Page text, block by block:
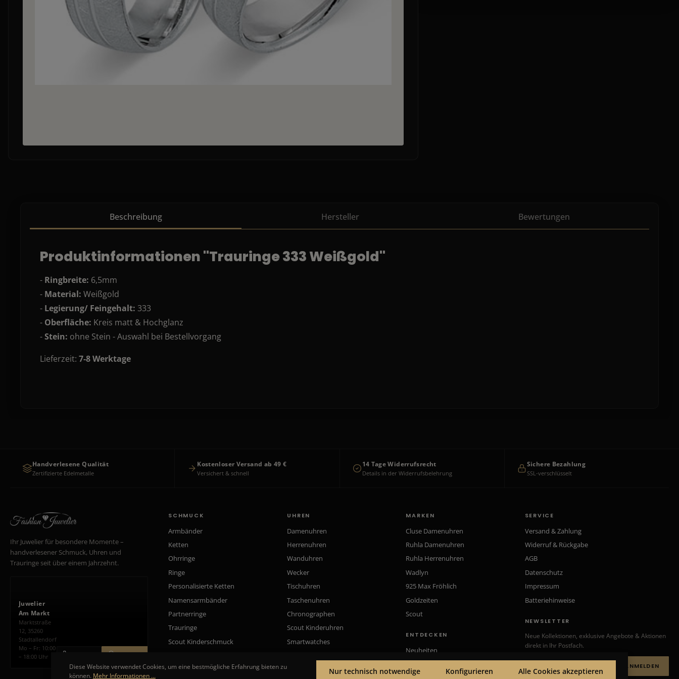
Beschreibung Hersteller Bewertungen
Produktinformationen "Trauringe 333 Weißgold"
- Ringbreite: 6,5mm
- Material: Weißgold
- Legierung/ Feingehalt: 333
- Oberfläche: Kreis matt & Hochglanz
-Stein: ohne Stein - Auswahl bei Bestellvorgang
Lieferzeit: 7-8 Werktage
Handverlesene Qualität
Zertifizierte Edelmetalle
Kostenloser Versand ab 49 €
Versichert & schnell
14 Tage Widerrufsrecht
Details in der Widerrufsbelehrung
Sichere Bezahlung
SSL-verschlüsselt
Ihr Juwelier für besondere Momente –
handverlesener Schmuck, Uhren und
Trauringe seit über einem Jahrzehnt.
Juwelier
Am Markt
Marktstraße
12, 35260
Stadtallendorf
Mo – Fr: 10:00
– 18:00 Uhr
ROUTE PLANEN
SCHMUCK
Armbänder
Ketten
Ohrringe
Ringe
Personalisierte Ketten
Namensarmbänder
Partnerringe
Trauringe
Scout Kinderschmuck
UHREN
Damenuhren
Herrenuhren
Wanduhren
Wecker
Tischuhren
Taschenuhren
Chronographen
Scout Kinderuhren
Smartwatches
MARKEN
Cluse Damenuhren
Ruhla Damenuhren
Ruhla Herrenuhren
Wadlyn
925 Max Fröhlich
Goldzeiten
Scout
ENTDECKEN
Neuheiten
SERVICE
Versand & Zahlung
Widerruf & Rückgabe
AGB
Datenschutz
Impressum
Batteriehinweise
NEWSLETTER
Neue Kollektionen, exklusive Angebote & Aktionen
direkt in Ihr Postfach.
ANMELDEN
Diese Website verwendet Cookies, um eine bestmögliche Erfahrung bieten zu
können. Mehr Informationen ... Nur technisch notwendige Konfigurieren Alle Cookies akzeptieren